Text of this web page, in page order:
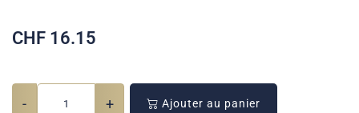
CHF 16.15
- + Ajouter au panier